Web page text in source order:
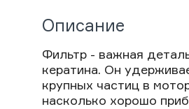
Описание
Фильтр - важная
кератина. Он
крупных частиц в
насколько хорошо